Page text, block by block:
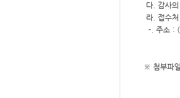
다. 감사
라. 접수
-. 주소 :
※ 첨부파